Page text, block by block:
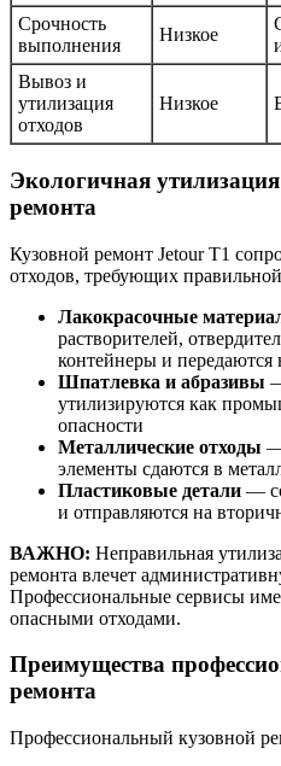
Срочность
выполнения
Низкое
Вывоз и
утилизация
отходов
Низкое
Экологичная
ремонта
Кузовной ремонт Jetour T1
отходов, требующих
Лакокрасочные
растворителей,
контейнеры и передаются
Шпатлевка и абразивы
утилизируются как
опасности
Металлические отходы —
элементы сдаются в
Пластиковые детали —
и отправляются на
ВАЖНО: Неправильная
ремонта влечет
Профессиональные сервисы
опасными отходами.
Преимущества
ремонта
Профессиональный кузовной